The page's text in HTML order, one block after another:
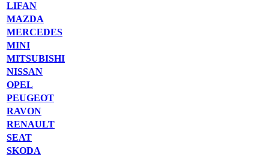
LIFAN
MAZDA
MERCEDES
MINI
MITSUBISHI
NISSAN
OPEL
PEUGEOT
RAVON
RENAULT
SEAT
SKODA